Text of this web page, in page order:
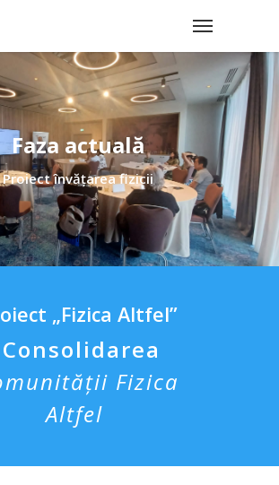
Faza actuală
Proiect învățarea fizicii
„Fizica Altfel”
Consolidarea
Fizica
Altfel